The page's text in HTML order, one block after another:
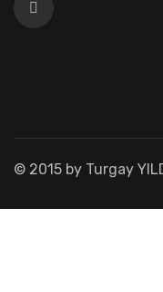
© 2015 by Turgay